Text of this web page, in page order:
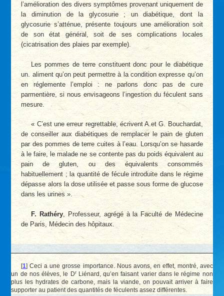
l’amélioration des divers symptômes provenant uniquement de
la diminution de la glycosurie ; un diabétique, dont la
glycosurie s’atténue, présente toujours une amélioration soit
de son état général, soit de ses complications locales
(cicatrisation des plaies par exemple).
Les pommes de terre constituent donc pour le diabétique
un. aliment qu’on peut permettre à la condition expresse qu’on
en réglemente l’emploi : ne parlons donc pas de cure
parmentière, si nous envisageons l’ingestion du féculent sans
mesure.
« C’est une erreur regrettable, écrivent A.et G. Bouchardat,
de conseiller aux diabétiques de remplacer le pain de gluten
par des pommes de terre cuites à l’eau. Lorsqu’on se hasarde
à le faire, le malade ne se contente pas du poids équivalent au
pain de gluten, ou des équivalents consommés
habituellement ; la quantité de fécule introduite dans le régime
dépasse alors la dose utilisée et passe sous forme de glucose
dans les urines ».
F. Rathéry, Professeur, agrégé à la Faculté de Médecine
de Paris, Médecin des hôpitaux.
[1]Ceci a une grosse importance. Nous avons, en effet, montré, avec
un de nos élèves, le DrLiénard, qu’en faisant varier dans le régime non
plus les hydrates de carbone, mais la viande, on pouvait arriver à faire
supporter au patient des quantités de féculents assez différentes.